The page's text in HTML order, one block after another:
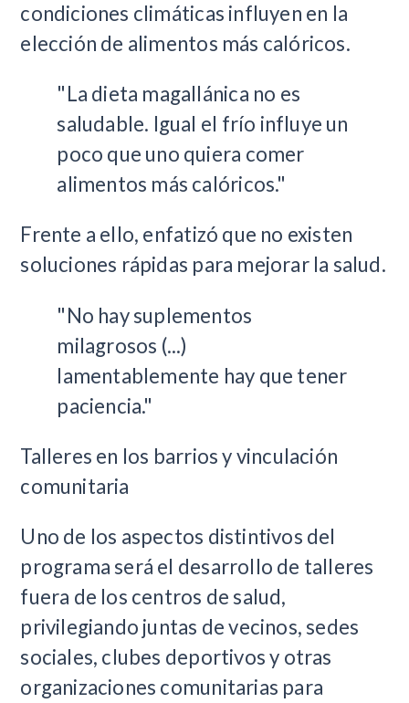
condiciones climáticas influyen en la
elección de alimentos más calóricos.
"La dieta magallánica no es
saludable. Igual el frío influye un
poco que uno quiera comer
alimentos más calóricos."
Frente a ello, enfatizó que no existen
soluciones rápidas para mejorar la salud.
"No hay suplementos
milagrosos (...)
lamentablemente hay que tener
paciencia."
Talleres en los barrios y vinculación
comunitaria
Uno de los aspectos distintivos del
programa será el desarrollo de talleres
fuera de los centros de salud,
privilegiando juntas de vecinos, sedes
sociales, clubes deportivos y otras
organizaciones comunitarias para